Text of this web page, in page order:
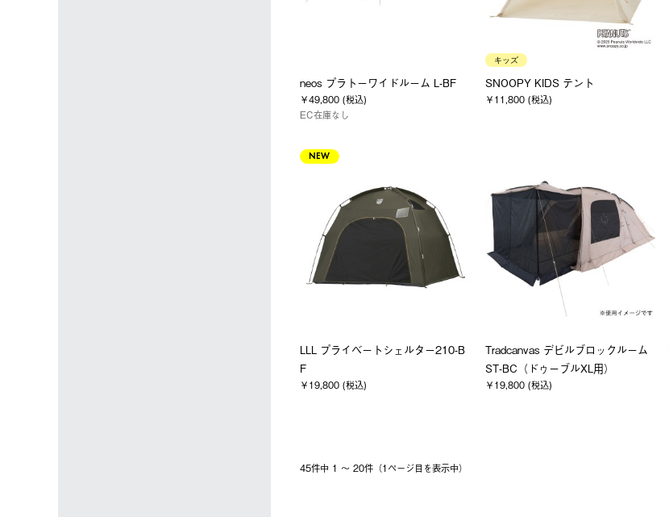
neos プラトーワイドルーム L-BF
￥49,800 (税込)
EC在庫なし
キッズ
SNOOPY KIDS テント
￥11,800 (税込)
NEW
LLL プライベートシェルター210-B
F
￥19,800 (税込)
Tradcanvas デビルブロックルーム
ST-BC（ドゥーブルXL用）
￥19,800 (税込)
45件中 1 〜 20件（1ページ⽬を表⽰中）